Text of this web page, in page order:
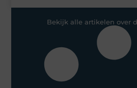
Bekijk alle artikelen over